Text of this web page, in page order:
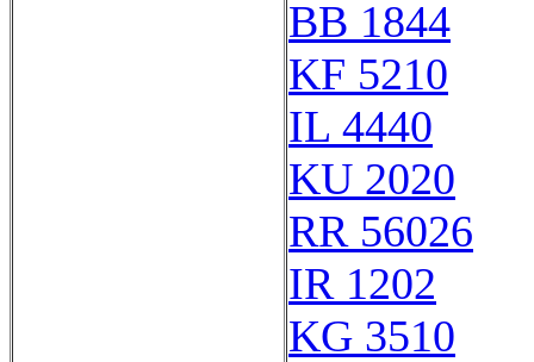
BB 1844
KF 5210
IL 4440
KU 2020
RR 56026
IR 1202
KG 3510